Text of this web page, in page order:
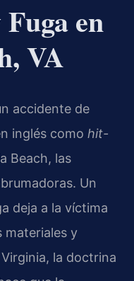
en
VA
accidente de
inglés como hit-
Beach, las
Un
deja a la víctima
materiales y
la doctrina